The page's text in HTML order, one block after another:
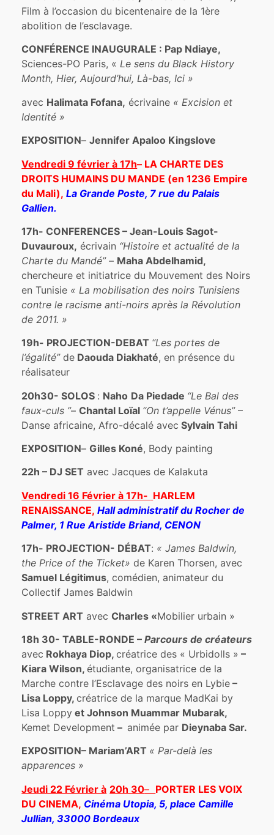
Film à l’occasion du bicentenaire de la 1ère
abolition de l’esclavage.
CONFÉRENCE INAUGURALE : Pap Ndiaye,
Sciences-PO Paris, «Lesens du Black History
Month, Hier, Aujourd’hui, Là-bas, Ici »
avec Halimata Fofana, écrivaine « Excision et
Identité »
EXPOSITION–Jennifer Apaloo Kingslove
Vendredi 9 février à 17h– LA CHARTE DES
DROITS HUMAINS DU MANDE (en 1236 Empire
du Mali),La GrandePoste, 7 rue du Palais
Gallien.
17h- CONFERENCES – Jean-Louis Sagot-
Duvauroux, écrivain “Histoire et actualité de la
Charte du Mandé”– Maha Abdelhamid,
chercheure et initiatrice du Mouvement des Noirs
en Tunisie « La mobilisation des noirs Tunisiens
contre le racisme anti-noirs après la Révolution
de 2011. »
19h- PROJECTION-DEBAT “Les portes de
l’égalité”de Daouda Diakhaté, en présence du
réalisateur
20h30- SOLOS : Naho Da Piedade “Le Bal des
faux-culs ”–Chantal Loïal “On t’appelle Vénus”–
Danse africaine, Afro-décalé avec Sylvain Tahi
EXPOSITION–Gilles Koné, Body painting
22h – DJ SET avec Jacques de Kalakuta
Vendredi 16 Février à 17h- HARLEM
RENAISSANCE,Hall administratif du Rocher de
Palmer, 1 Rue Aristide Briand, CENON
17h- PROJECTION- DÉBAT: «James Baldwin,
the Price of the Ticket»de Karen Thorsen, avec
Samuel Légitimus, comédien, animateur du
Collectif James Baldwin
STREET ART avecCharles «Mobilier urbain »
18h 30- TABLE-RONDE –Parcours de créateurs
avec Rokhaya Diop,créatrice des « Urbidolls » –
Kiara Wilson,étudiante, organisatrice de la
Marche contre l’Esclavage des noirs en Lybie –
Lisa Loppy,créatrice de la marque MadKai by
Lisa Loppy et Johnson Muammar Mubarak,
Kemet Development – animée par Dieynaba Sar.
EXPOSITION– Mariam’ART « Par-delà les
apparences »
Jeudi 22 Février à 20h 30– PORTER LES VOIX
DU CINEMA, Cinéma Utopia, 5, place Camille
Jullian, 33000 Bordeaux